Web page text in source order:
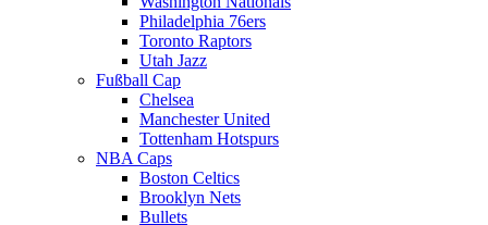
Philadelphia 76ers
Toronto Raptors
Utah Jazz
Fußball Cap
Chelsea
Manchester United
Tottenham Hotspurs
NBA Caps
Boston Celtics
Brooklyn Nets
Bullets